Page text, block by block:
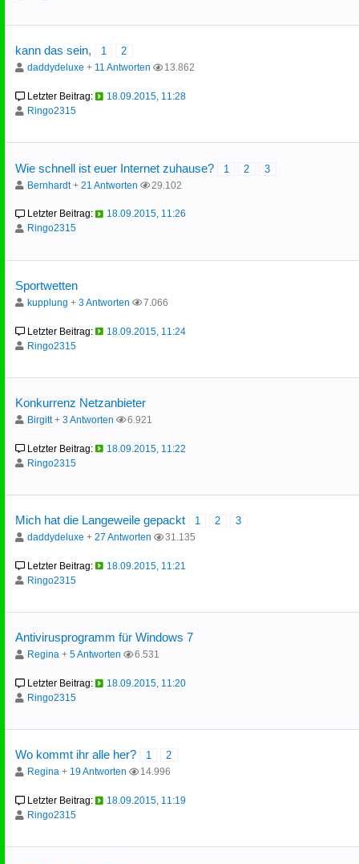
kann das sein, 1 2
daddydeluxe + 11 Antworten 13.862
Letzter Beitrag:
18.09.2015, 11:28
Ringo2315
Wie schnell ist euer Internet zuhause? 1 2 3
Bernhardt+ 21 Antworten 29.102
Letzter Beitrag:
18.09.2015, 11:26
Ringo2315
Sportwetten
kupplung + 3 Antworten 7.066
Letzter Beitrag:
18.09.2015, 11:24
Ringo2315
Konkurrenz Netzanbieter
Birgitt+ 3 Antworten 6.921
Letzter Beitrag:
18.09.2015, 11:22
Ringo2315
Mich hat die Langeweile gepackt 1 2 3
daddydeluxe + 27 Antworten 31.135
Letzter Beitrag:
18.09.2015, 11:21
Ringo2315
Antivirusprogramm für Windows 7
Regina + 5 Antworten 6.531
Letzter Beitrag:
18.09.2015, 11:20
Ringo2315
Wo kommt ihr alle her? 1 2
Regina + 19 Antworten 14.996
Letzter Beitrag:
18.09.2015, 11:19
Ringo2315